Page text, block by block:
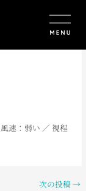
速：弱い ／ 視程
次の投稿→